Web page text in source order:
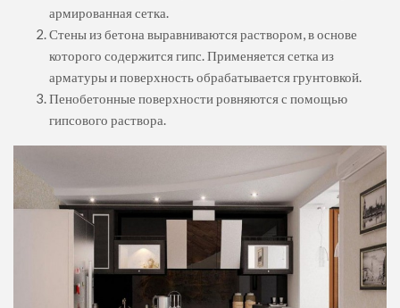
армированная сетка.
Стены из бетона выравниваются раствором, в основе
которого содержится гипс. Применяется сетка из
арматуры и поверхность обрабатывается грунтовкой.
Пенобетонные поверхности ровняются с помощью
гипсового раствора.